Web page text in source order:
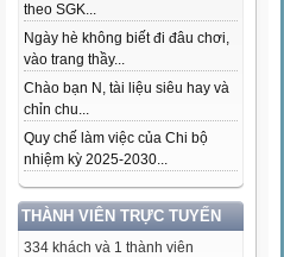
theo SGK...
Ngày hè không biết đi đâu chơi,
vào trang thầy...
Chào bạn N, tài liệu siêu hay và
chỉn chu...
Quy chế làm việc của Chi bộ
nhiệm kỳ 2025-2030...
THÀNH VIÊN TRỰC TUYẾN
334 khách và 1 thành viên